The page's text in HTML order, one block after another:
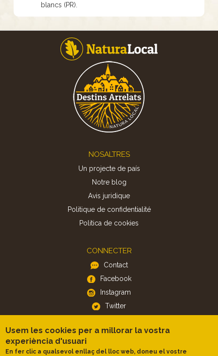
blancs (PR).
NOSALTRES
Un projecte de país
Notre blog
Avis juridique
Politique de confidentialité
Politica de cookies
CONNECTER
Contact
Facebook
Instagram
Twitter
APP
iOS
Usem les cookies per a millorar la vostra
experiència d'usuari
En fer clic a qualsevol enllaç del lloc web, doneu el vostre